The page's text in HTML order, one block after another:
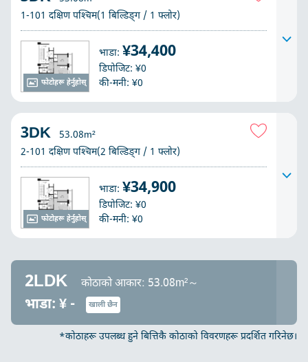
फोटोहरू हेर्नुहोस्
1-101 दक्षिण पश्चिम(1 बिल्डिङ्ग / 1 फ्लोर)
भाडा: ¥34,400
डिपोजिट: ¥0
की-मनी: ¥0
फोटोहरू हेर्नुहोस्
3DK
53.08m²
2-101 दक्षिण पश्चिम(2 बिल्डिङ्ग / 1 फ्लोर)
भाडा: ¥34,900
डिपोजिट: ¥0
की-मनी: ¥0
2LDK कोठाको आकार: 53.08m²～
भाडा: ¥ - खाली छैन
*कोठाहरू उपलब्ध हुने बित्तिकै कोठाको विवरणहरू प्रदर्शित गरिनेछ।